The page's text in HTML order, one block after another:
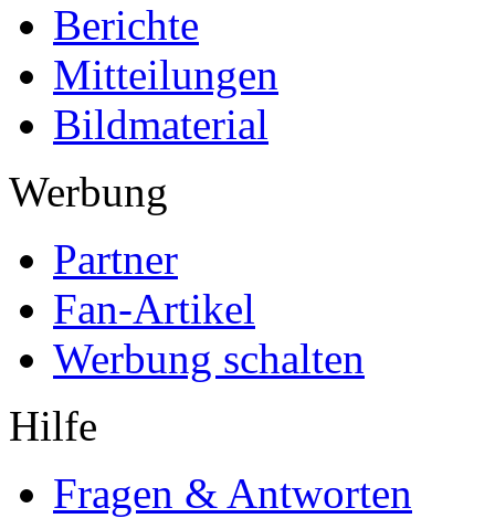
Berichte
Mitteilungen
Bildmaterial
Werbung
Partner
Fan-Artikel
Werbung schalten
Hilfe
Fragen & Antworten